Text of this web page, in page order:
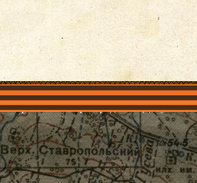
Проекты Герои рядом Документы